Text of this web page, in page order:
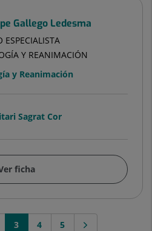
Gallego Ledesma
ESPECIALISTA
Y REANIMACIÓN
y Reanimación
Sagrat Cor
ficha
3 4 5